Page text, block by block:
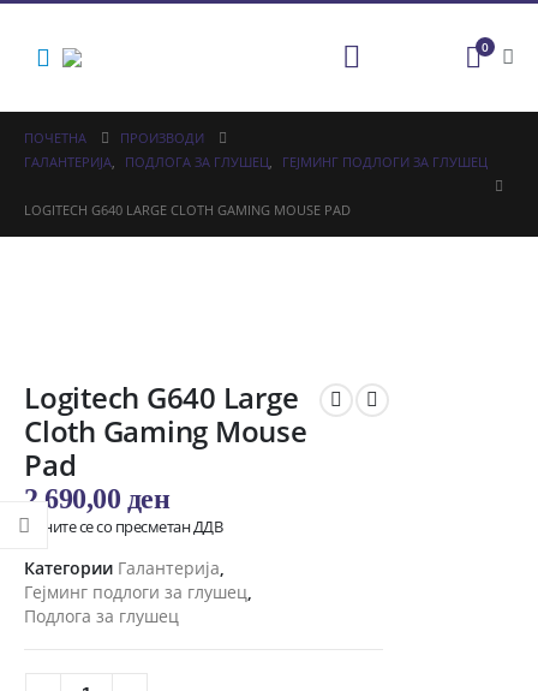
0
ПОЧЕТНА
ПРОИЗВОДИ
ГАЛАНТЕРИЈА, ПОДЛОГА ЗА ГЛУШЕЦ, ГЕЈМИНГ ПОДЛОГИ ЗА ГЛУШЕЦ
LOGITECH G640 LARGE CLOTH GAMING MOUSE PAD
Logitech G640 Large
Cloth Gaming Mouse
Pad
2.690,00 ден
Цените се со пресметан ДДВ
Категории Галантерија,
Гејминг подлоги за глушец,
Подлога за глушец